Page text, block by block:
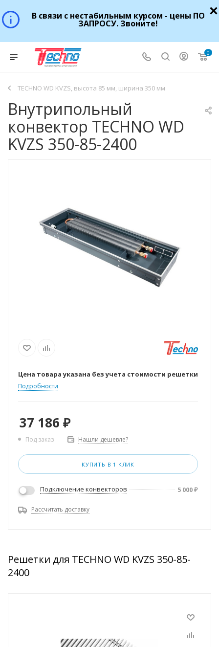
В связи с нестабильным курсом - цены ПО
ЗАПРОСУ. Звоните!
0
TECHNO WD KVZS, высота 85 мм, ширина 350 мм
Внутрипольный
конвектор TECHNO WD
KVZS 350-85-2400
Цена товара указана без учета стоимости решетки
Подробности
37 186 ₽
Под заказ Нашли дешевле?
КУПИТЬ В 1 КЛИК
Подключение конвекторов 5 000₽
Рассчитать доставку
Решетки для TECHNO WD KVZS 350-85-
2400